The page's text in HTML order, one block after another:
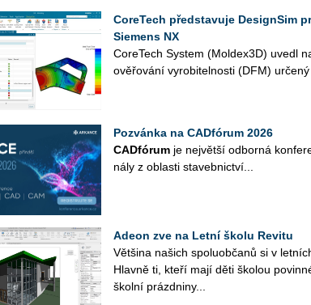
CoreTech představuje DesignSim
Siemens NX
Co­re­Tech Sys­tem (Mol­dex­3D) uvedl
ově­řo­vá­ní vy­ro­bi­tel­nos­ti (DFM) ur­če­ný
Pozvánka na CADfórum 2026
CAD­fó­rum je nej­vět­ší od­bor­ná
ná­ly z ob­las­ti sta­veb­nic­tví...
Adeon zve na Letní školu Revitu
Vět­ši­na na­šich spo­lu­ob­ča­nů si v
Hlav­ně ti, kteří mají děti ško­lou
škol­ní prázd­ni­ny...